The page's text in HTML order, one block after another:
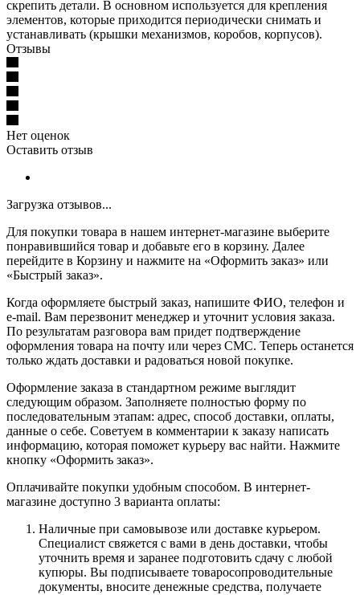
скрепить детали. В основном используется для крепления
элементов, которые приходится периодически снимать и
устанавливать (крышки механизмов, коробов, корпусов).
Отзывы
Нет оценок
Оставить отзыв
Загрузка отзывов...
Для покупки товара в нашем интернет-магазине выберите
понравившийся товар и добавьте его в корзину. Далее
перейдите в Корзину и нажмите на «Оформить заказ» или
«Быстрый заказ».
Когда оформляете быстрый заказ, напишите ФИО, телефон и
e-mail. Вам перезвонит менеджер и уточнит условия заказа.
По результатам разговора вам придет подтверждение
оформления товара на почту или через СМС. Теперь останется
только ждать доставки и радоваться новой покупке.
Оформление заказа в стандартном режиме выглядит
следующим образом. Заполняете полностью форму по
последовательным этапам: адрес, способ доставки, оплаты,
данные о себе. Советуем в комментарии к заказу написать
информацию, которая поможет курьеру вас найти. Нажмите
кнопку «Оформить заказ».
Оплачивайте покупки удобным способом. В интернет-
магазине доступно 3 варианта оплаты:
Наличные при самовывозе или доставке курьером.
Специалист свяжется с вами в день доставки, чтобы
уточнить время и заранее подготовить сдачу с любой
купюры. Вы подписываете товаросопроводительные
документы, вносите денежные средства, получаете